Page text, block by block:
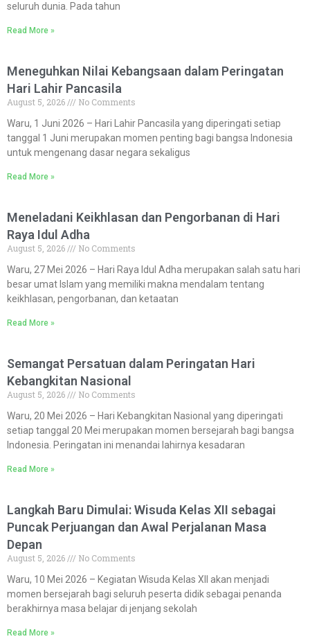
seluruh dunia. Pada tahun
Read More »
Meneguhkan Nilai Kebangsaan dalam Peringatan
Hari Lahir Pancasila
August 5, 2026
No Comments
Waru, 1 Juni 2026 – Hari Lahir Pancasila yang diperingati setiap
tanggal 1 Juni merupakan momen penting bagi bangsa Indonesia
untuk mengenang dasar negara sekaligus
Read More »
Meneladani Keikhlasan dan Pengorbanan di Hari
Raya Idul Adha
August 5, 2026
No Comments
Waru, 27 Mei 2026 – Hari Raya Idul Adha merupakan salah satu hari
besar umat Islam yang memiliki makna mendalam tentang
keikhlasan, pengorbanan, dan ketaatan
Read More »
Semangat Persatuan dalam Peringatan Hari
Kebangkitan Nasional
August 5, 2026
No Comments
Waru, 20 Mei 2026 – Hari Kebangkitan Nasional yang diperingati
setiap tanggal 20 Mei merupakan momen bersejarah bagi bangsa
Indonesia. Peringatan ini menandai lahirnya kesadaran
Read More »
Langkah Baru Dimulai: Wisuda Kelas XII sebagai
Puncak Perjuangan dan Awal Perjalanan Masa
Depan
August 5, 2026
No Comments
Waru, 10 Mei 2026 – Kegiatan Wisuda Kelas XII akan menjadi
momen bersejarah bagi seluruh peserta didik sebagai penanda
berakhirnya masa belajar di jenjang sekolah
Read More »